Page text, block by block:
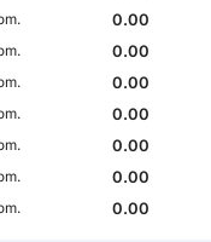
0.00
0.00
0.00
0.00
0.00
0.00
0.00